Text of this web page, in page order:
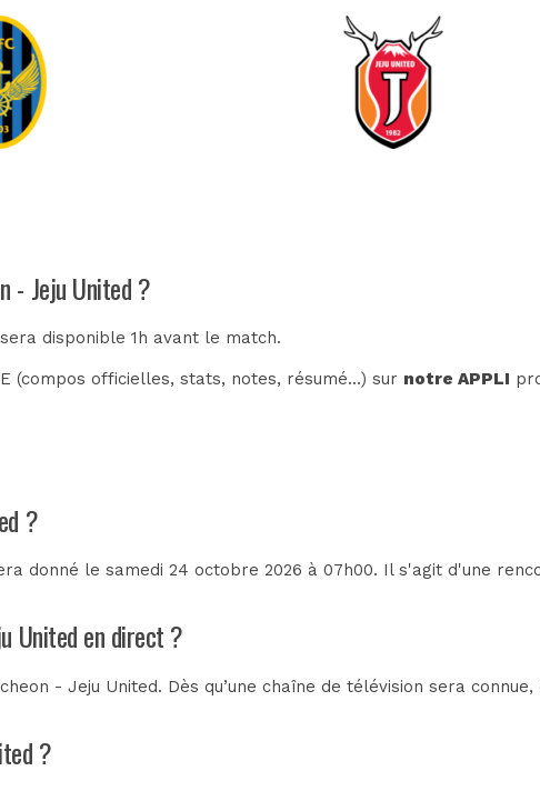
- Jeju United ?
disponible 1h avant le match.
officielles, stats, notes, résumé...) sur notre APPLI
?
donné le samedi 24 octobre 2026 à 07h00. Il s'agit d'une
United en direct ?
- Jeju United. Dès qu’une chaîne de télévision sera
?